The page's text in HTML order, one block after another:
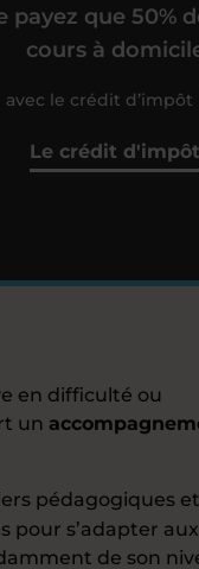
payez que 50%
cours à
avec le crédit d’impôt
Le crédit d'impôt
en difficulté ou
un
pédagogiques
pour s’adapter aux
de son